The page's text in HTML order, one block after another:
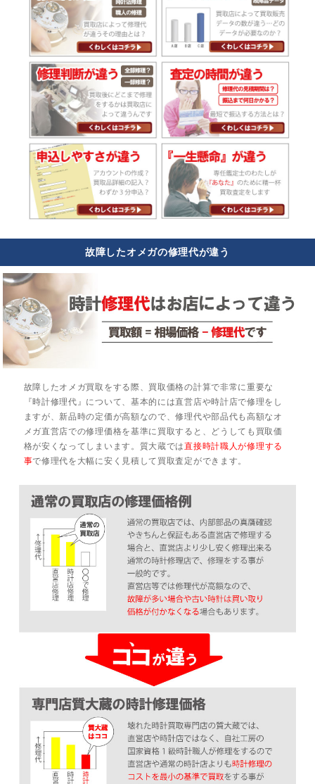
故障したオメガの修理代が違う
故障したオメガ買取をする際、買取価格の計算で非常に重要な
『時計修理代』について、基本的には直営店や時計店で修理をし
ますが、新品時の定価が高額なので、修理代や部品代も高額なオ
メガ直営店での修理価格を基準に買取すると、どうしても買取価
格が安くなってしまいます。質大蔵では直接時計職人が修理する
事で修理代を大幅に安く見積して買取査定ができます。